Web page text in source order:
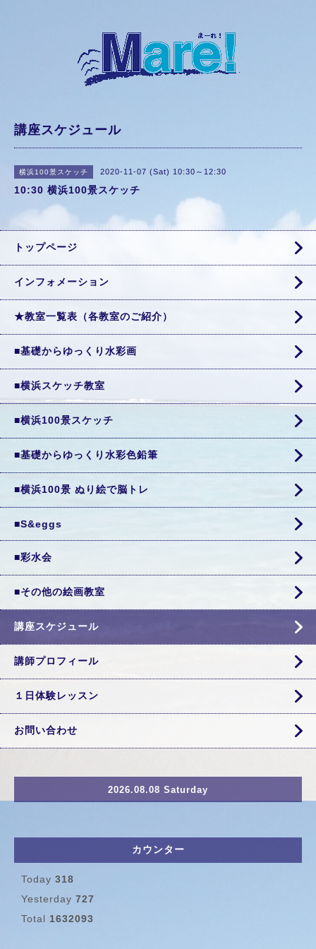
講座スケジュール
横浜100景スケッチ 2020-11-07 (Sat) 10:30～12:30
10:30 横浜100景スケッチ
トップページ
インフォメーション
★教室一覧表（各教室のご紹介）
■基礎からゆっくり水彩画
■横浜スケッチ教室
■横浜100景スケッチ
■基礎からゆっくり水彩色鉛筆
■横浜100景 ぬり絵で脳トレ
■S&eggs
■彩水会
■その他の絵画教室
講座スケジュール
講師プロフィール
１日体験レッスン
お問い合わせ
2026.08.08 Saturday
カウンター
Today 318
Yesterday 727
Total 1632093